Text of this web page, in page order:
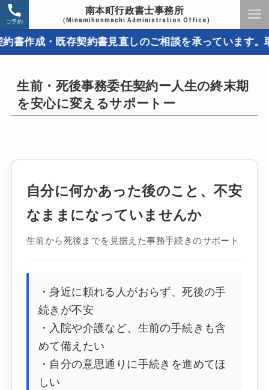
南本町行政書士事務所
（Minamihonmachi Administration Office)
ご予約
・既存契約書見直しのご相談を承っています。取引ト
生前・死後事務委任契約ー人生の終末期
を安心に変えるサポートー
自分に何かあった後のこと、不安
なままになっていませんか
生前から死後までを見据えた事務手続きのサポート
・身近に頼れる人がおらず、死後の手
続きが不安
・入院や介護など、生前の手続きも含
めて備えたい
・自分の意思通りに手続きを進めてほ
しい